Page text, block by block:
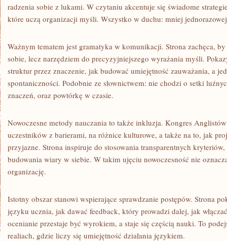
radzenia sobie z lukami. W czytaniu akcentuje się świadome
które uczą organizacji myśli. Wszystko w duchu: mniej
Ważnym tematem jest gramatyka w komunikacji. Strona zachęca,
sobie, lecz narzędziem do precyzyjniejszego wyrażania myśli.
struktur przez znaczenie, jak budować umiejętność zauważania, a
spontaniczności. Podobnie ze słownictwem: nie chodzi o setki
znaczeń, oraz powtórkę w czasie.
Nowoczesne metody nauczania to także inkluzja. Kongres
uczestników z barierami, na różnice kulturowe, a także na to, jak
przyjazne. Strona inspiruje do stosowania transparentnych
budowania wiary w siebie. W takim ujęciu nowoczesność nie
organizację.
Istotny obszar stanowi wspierające sprawdzanie postępów. Strona
języku ucznia, jak dawać feedback, który prowadzi dalej, jak
ocenianie przestaje być wyrokiem, a staje się częścią nauki. To
realiach, gdzie liczy się umiejętność działania językiem.